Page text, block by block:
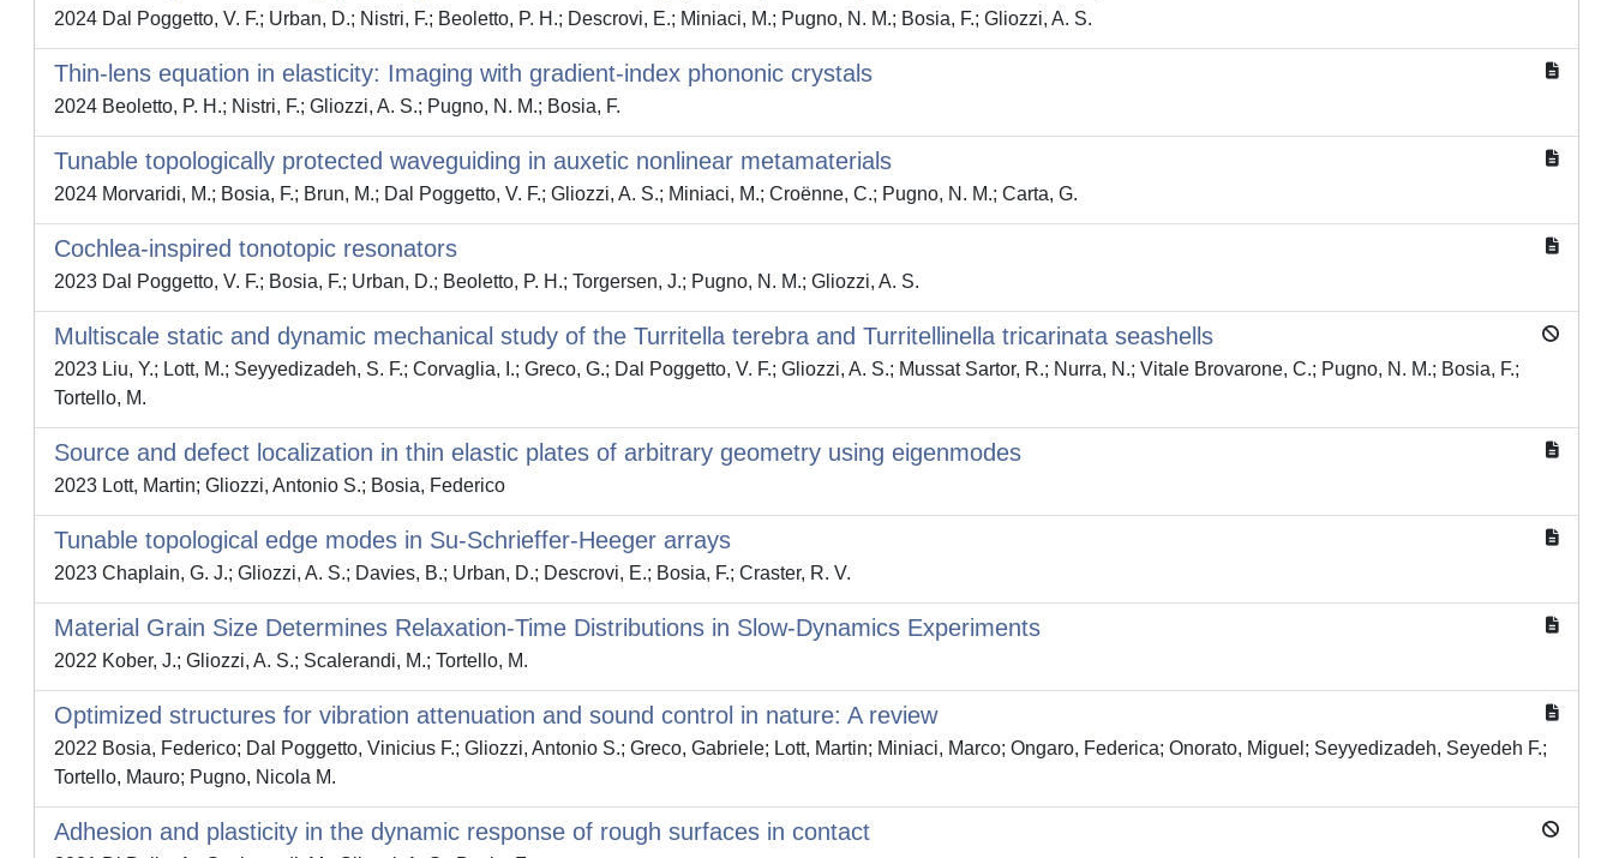
2024 Dal Poggetto, V. F.; Urban, D.; Nistri, F.; Beoletto, P. H.; Descrovi, E.; Miniaci, M.; Pugno, N. M.; Bosia, F.; Gliozzi, A. S.
Thin-lens equation in elasticity: Imaging with gradient-index phononic crystals
2024 Beoletto, P. H.; Nistri, F.; Gliozzi, A. S.; Pugno, N. M.; Bosia, F.
Tunable topologically protected waveguiding in auxetic nonlinear metamaterials
2024 Morvaridi, M.; Bosia, F.; Brun, M.; Dal Poggetto, V. F.; Gliozzi, A. S.; Miniaci, M.; Croënne, C.; Pugno, N. M.; Carta, G.
Cochlea-inspired tonotopic resonators
2023 Dal Poggetto, V. F.; Bosia, F.; Urban, D.; Beoletto, P. H.; Torgersen, J.; Pugno, N. M.; Gliozzi, A. S.
Multiscale static and dynamic mechanical study of the Turritella terebra and Turritellinella tricarinata seashells
2023 Liu, Y.; Lott, M.; Seyyedizadeh, S. F.; Corvaglia, I.; Greco, G.; Dal Poggetto, V. F.; Gliozzi, A. S.; Mussat Sartor, R.; Nurra, N.; Vitale Brovarone, C.; Pugno, N. M.; Bosia, F.;
Tortello, M.
Source and defect localization in thin elastic plates of arbitrary geometry using eigenmodes
2023 Lott, Martin; Gliozzi, Antonio S.; Bosia, Federico
Tunable topological edge modes in Su-Schrieffer-Heeger arrays
2023 Chaplain, G. J.; Gliozzi, A. S.; Davies, B.; Urban, D.; Descrovi, E.; Bosia, F.; Craster, R. V.
Material Grain Size Determines Relaxation-Time Distributions in Slow-Dynamics Experiments
2022 Kober, J.; Gliozzi, A. S.; Scalerandi, M.; Tortello, M.
Optimized structures for vibration attenuation and sound control in nature: A review
2022 Bosia, Federico; Dal Poggetto, Vinicius F.; Gliozzi, Antonio S.; Greco, Gabriele; Lott, Martin; Miniaci, Marco; Ongaro, Federica; Onorato, Miguel; Seyyedizadeh, Seyedeh F.;
Tortello, Mauro; Pugno, Nicola M.
Adhesion and plasticity in the dynamic response of rough surfaces in contact